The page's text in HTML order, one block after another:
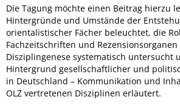
Die Tagung möchte einen Beitrag hierzu
Hintergründe und Umstände der
orientalistischer Fächer beleuchtet, die
Fachzeitschriften und
Disziplingenese systematisch untersucht
Hintergrund gesellschaftlicher und
in Deutschland – Kommunikation und
OLZ vertretenen Disziplinen erläutert.